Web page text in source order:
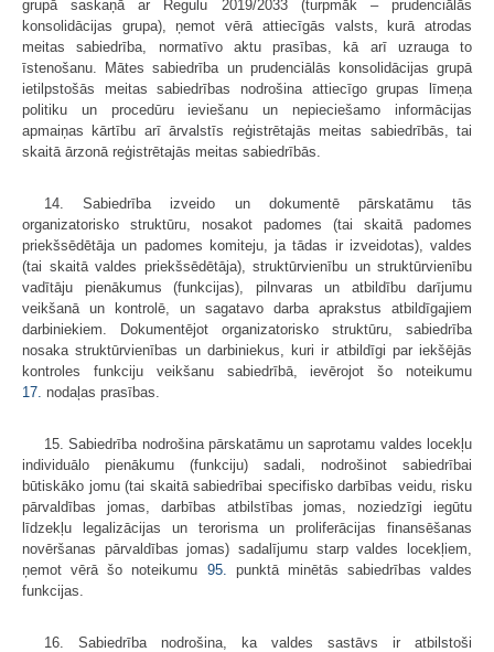
grupā saskaņā ar Regulu 2019/2033 (turpmāk – prudenciālās
konsolidācijas grupa), ņemot vērā attiecīgās valsts, kurā atrodas
meitas sabiedrība, normatīvo aktu prasības, kā arī uzrauga to
īstenošanu. Mātes sabiedrība un prudenciālās konsolidācijas grupā
ietilpstošās meitas sabiedrības nodrošina attiecīgo grupas līmeņa
politiku un procedūru ieviešanu un nepieciešamo informācijas
apmaiņas kārtību arī ārvalstīs reģistrētajās meitas sabiedrībās, tai
skaitā ārzonā reģistrētajās meitas sabiedrībās.
14. Sabiedrība izveido un dokumentē pārskatāmu tās
organizatorisko struktūru, nosakot padomes (tai skaitā padomes
priekšsēdētāja un padomes komiteju, ja tādas ir izveidotas), valdes
(tai skaitā valdes priekšsēdētāja), struktūrvienību un struktūrvienību
vadītāju pienākumus (funkcijas), pilnvaras un atbildību darījumu
veikšanā un kontrolē, un sagatavo darba aprakstus atbildīgajiem
darbiniekiem. Dokumentējot organizatorisko struktūru, sabiedrība
nosaka struktūrvienības un darbiniekus, kuri ir atbildīgi par iekšējās
kontroles funkciju veikšanu sabiedrībā, ievērojot šo noteikumu
17. nodaļas prasības.
15. Sabiedrība nodrošina pārskatāmu un saprotamu valdes locekļu
individuālo pienākumu (funkciju) sadali, nodrošinot sabiedrībai
būtiskāko jomu (tai skaitā sabiedrībai specifisko darbības veidu, risku
pārvaldības jomas, darbības atbilstības jomas, noziedzīgi iegūtu
līdzekļu legalizācijas un terorisma un proliferācijas finansēšanas
novēršanas pārvaldības jomas) sadalījumu starp valdes locekļiem,
ņemot vērā šo noteikumu 95.
punktā minētās sabiedrības valdes
funkcijas.
16. Sabiedrība nodrošina, ka valdes sastāvs ir atbilstoši